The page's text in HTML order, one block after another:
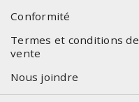
Conformité
Termes et conditions de
vente
Nous joindre